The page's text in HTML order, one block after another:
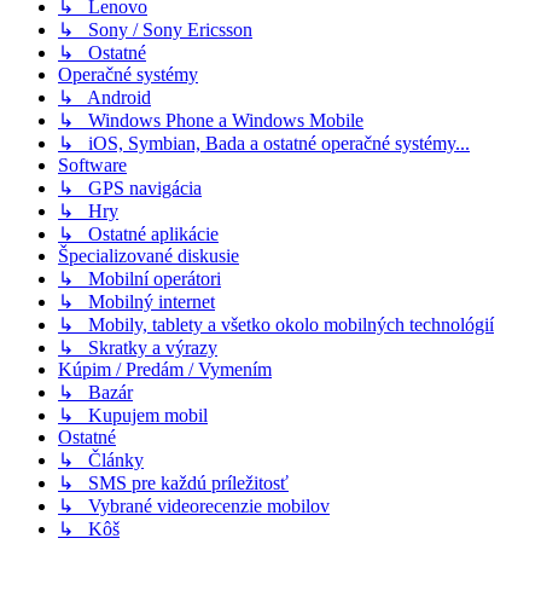
↳ Lenovo
↳ Sony / Sony Ericsson
↳ Ostatné
Operačné systémy
↳ Android
↳ Windows Phone a Windows Mobile
↳ iOS, Symbian, Bada a ostatné operačné systémy...
Software
↳ GPS navigácia
↳ Hry
↳ Ostatné aplikácie
Špecializované diskusie
↳ Mobilní operátori
↳ Mobilný internet
↳ Mobily, tablety a všetko okolo mobilných technológií
↳ Skratky a výrazy
Kúpim / Predám / Vymením
↳ Bazár
↳ Kupujem mobil
Ostatné
↳ Články
↳ SMS pre každú príležitosť
↳ Vybrané videorecenzie mobilov
↳ Kôš